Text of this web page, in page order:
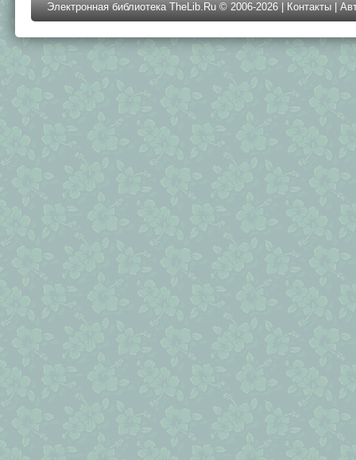
Электронная библиотека TheLib.Ru © 2006-2026 | Контакты |